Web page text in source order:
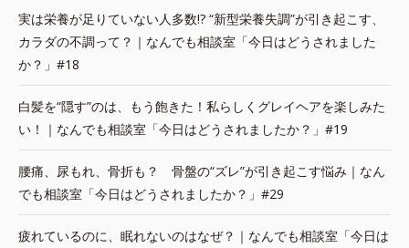
実は栄養が足りていない人多数!? “新型栄養失調”が引き起こす、
カラダの不調って？｜なんでも相談室「今日はどうされました
か？」#18
白髪を“隠す”のは、もう飽きた！私らしくグレイヘアを楽しみた
い！｜なんでも相談室「今日はどうされましたか？」#19
腰痛、尿もれ、骨折も？ 骨盤の“ズレ”が引き起こす悩み｜なん
でも相談室「今日はどうされましたか？」#29
疲れているのに、眠れないのはなぜ？｜なんでも相談室「今日は